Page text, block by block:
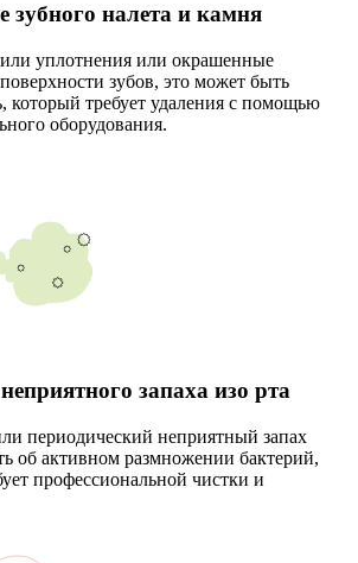
зубного налета и камня
уплотнения или окрашенные
зубов, это может быть
который требует удаления с помощью
оборудования.
запаха изо рта
периодический неприятный запах
об активном размножении бактерий,
профессиональной чистки и